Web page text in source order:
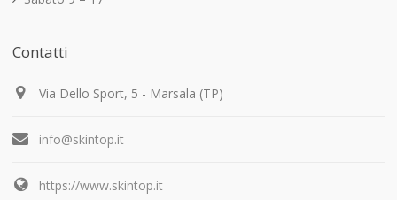
Contatti
Via Dello Sport, 5 - Marsala (TP)
info@skintop.it
https://www.skintop.it